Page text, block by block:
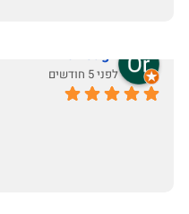
Or Sagir
לפני 5 חודשים